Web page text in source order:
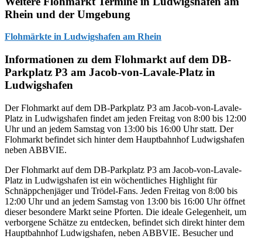
Rhein und der Umgebung
Flohmärkte in Ludwigshafen am Rhein
Informationen zu dem Flohmarkt auf dem DB-
Parkplatz P3 am Jacob-von-Lavale-Platz in
Ludwigshafen
Der Flohmarkt auf dem DB-Parkplatz P3 am Jacob-von-Lavale-
Platz in Ludwigshafen findet am jeden Freitag von 8:00 bis 12:00
Uhr und an jedem Samstag von 13:00 bis 16:00 Uhr statt. Der
Flohmarkt befindet sich hinter dem Hauptbahnhof Ludwigshafen
neben ABBVIE.
Der Flohmarkt auf dem DB-Parkplatz P3 am Jacob-von-Lavale-
Platz in Ludwigshafen ist ein wöchentliches Highlight für
Schnäppchenjäger und Trödel-Fans. Jeden Freitag von 8:00 bis
12:00 Uhr und an jedem Samstag von 13:00 bis 16:00 Uhr öffnet
dieser besondere Markt seine Pforten. Die ideale Gelegenheit, um
verborgene Schätze zu entdecken, befindet sich direkt hinter dem
Hauptbahnhof Ludwigshafen, neben ABBVIE. Besucher und